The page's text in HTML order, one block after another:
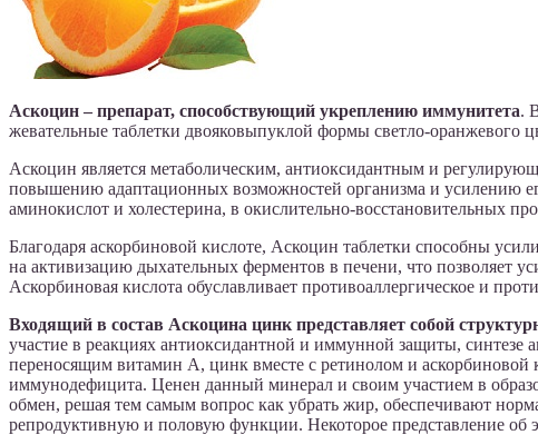
Аскоцин – препарат, способствующий укреплению иммунитета.
жевательные таблетки двояковыпуклой формы светло-оранжевого
Аскоцин является метаболическим, антиоксидантным и
повышению адаптационных возможностей организма и усилению
аминокислот и холестерина, в окислительно-восстановительных
Благодаря аскорбиновой кислоте, Аскоцин таблетки способны
на активизацию дыхательных ферментов в печени, что позволяет
Аскорбиновая кислота обуславливает противоаллергическое и
Входящий в состав Аскоцина цинк представляет собой
участие в реакциях антиоксидантной и иммунной защиты, синтезе
переносящим витамин А, цинк вместе с ретинолом и аскорбиновой
иммунодефицита. Ценен данный минерал и своим участием в
обмен, решая тем самым вопрос как убрать жир, обеспечивают
репродуктивную и половую функции. Некоторое представление об